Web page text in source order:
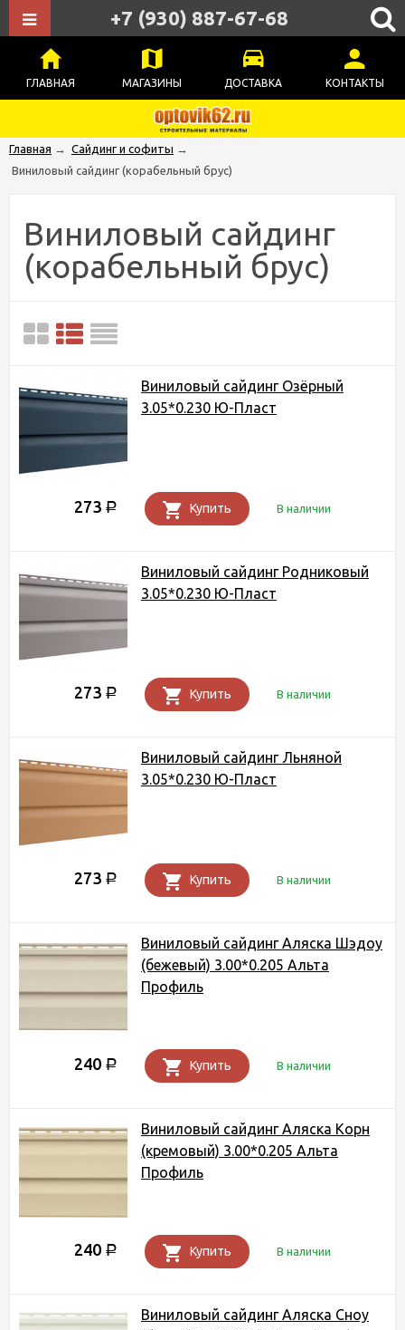
ГЛАВНАЯ МАГАЗИНЫ ДОСТАВКА КОНТАКТЫ
+7 (930) 887-67-68
Главная → Сайдинг и софиты →
Виниловый сайдинг (корабельный брус)
Виниловый сайдинг
(корабельный брус)
Виниловый сайдинг Озёрный
3.05*0.230 Ю-Пласт
273 Р Купить В наличии
Виниловый сайдинг Родниковый
3.05*0.230 Ю-Пласт
273 Р Купить В наличии
Виниловый сайдинг Льняной
3.05*0.230 Ю-Пласт
273 Р Купить В наличии
Виниловый сайдинг Аляска Шэдоу
(бежевый) 3.00*0.205 Альта
Профиль
240 Р Купить В наличии
Виниловый сайдинг Аляска Корн
(кремовый) 3.00*0.205 Альта
Профиль
240 Р Купить В наличии
Виниловый сайдинг Аляска Сноу